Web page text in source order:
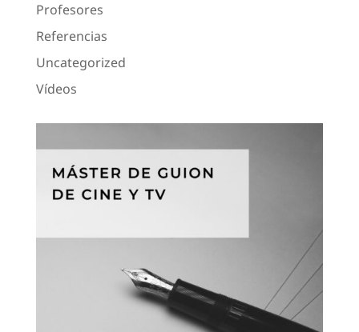
Profesores
Referencias
Uncategorized
Vídeos